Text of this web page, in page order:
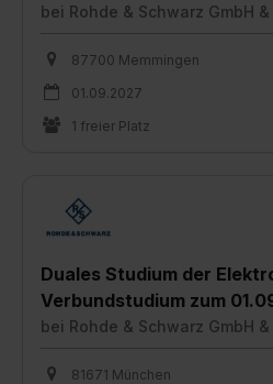
bei Rohde & Schwarz GmbH &
87700 Memmingen
01.09.2027
1 freier Platz
Duales Studium der
Verbundstudium zum
bei Rohde & Schwarz GmbH &
81671 München